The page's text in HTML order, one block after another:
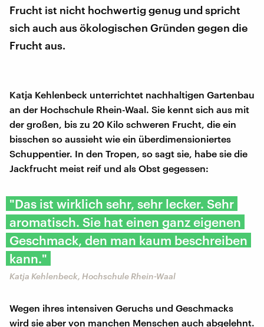
Frucht ist nicht hochwertig genug und spricht
sich auch aus ökologischen Gründen gegen die
Frucht aus.
Katja Kehlenbeck unterrichtet nachhaltigen Gartenbau
an der Hochschule Rhein-Waal. Sie kennt sich aus mit
der großen, bis zu 20 Kilo schweren Frucht, die ein
bisschen so aussieht wie ein überdimensioniertes
Schuppentier. In den Tropen, so sagt sie, habe sie die
Jackfrucht meist reif und als Obst gegessen:
"Das ist wirklich sehr, sehr lecker. Sehr
aromatisch. Sie hat einen ganz eigenen
Geschmack, den man kaum beschreiben
kann."
​Katja Kehlenbeck, Hochschule Rhein-Waal
Wegen ihres intensiven Geruchs und Geschmacks
wird sie aber von manchen Menschen auch abgelehnt.